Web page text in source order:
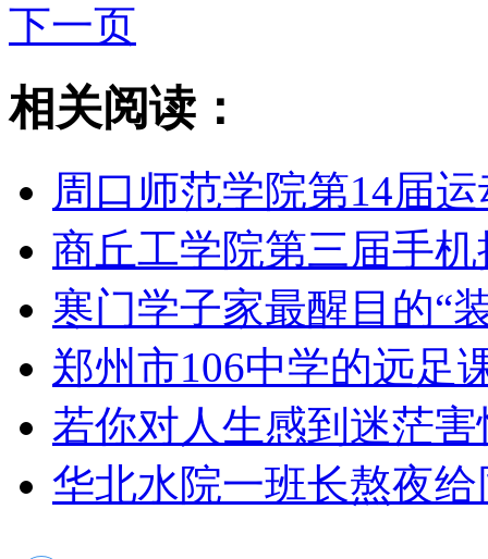
下一页
相关阅读：
周口师范学院第14届
商丘工学院第三届手
寒门学子家最醒目的“
郑州市106中学的远足
若你对人生感到迷茫
华北水院一班长熬夜